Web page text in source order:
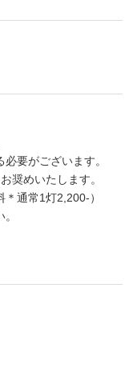
要がございます。
奨めいたします。
通常1灯2,200-）